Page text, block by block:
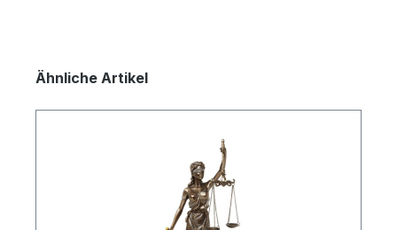
Produktgalerie überspringen
Ähnliche Artikel